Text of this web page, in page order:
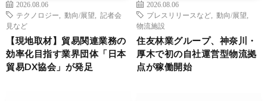
2026.08.06
テクノロジー
動向/展望
記者会
見など
【現地取材】貿易関連業務の
効率化目指す業界団体「日本
貿易DX協会」が発足
2026.08.06
プレスリリースなど
動向/展望
物流施設
住友林業グループ、神奈川・
厚木で初の自社運営型物流拠
点が稼働開始